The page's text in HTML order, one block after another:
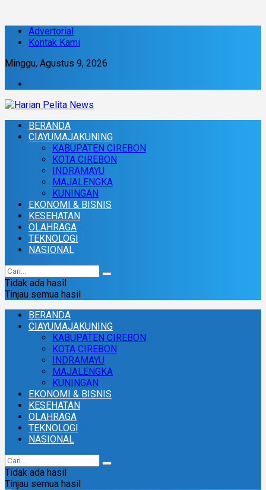
Advertorial
Kontak Kami
Minggu, Agustus 9, 2026
BERANDA
CIAYUMAJAKUNING
KABUPATEN CIREBON
KOTA CIREBON
INDRAMAYU
MAJALENGKA
KUNINGAN
EKONOMI & BISNIS
KESEHATAN
OLAHRAGA
TEKNOLOGI
NASIONAL
Tidak ada hasil
Tinjau semua hasil
BERANDA
CIAYUMAJAKUNING
KABUPATEN CIREBON
KOTA CIREBON
INDRAMAYU
MAJALENGKA
KUNINGAN
EKONOMI & BISNIS
KESEHATAN
OLAHRAGA
TEKNOLOGI
NASIONAL
Tidak ada hasil
Tinjau semua hasil